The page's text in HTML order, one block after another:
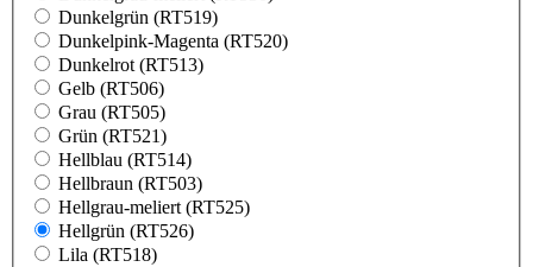
Dunkelgrün (RT519)
Dunkelpink-Magenta (RT520)
Dunkelrot (RT513)
Gelb (RT506)
Grau (RT505)
Grün (RT521)
Hellblau (RT514)
Hellbraun (RT503)
Hellgrau-meliert (RT525)
Hellgrün (RT526)
Lila (RT518)